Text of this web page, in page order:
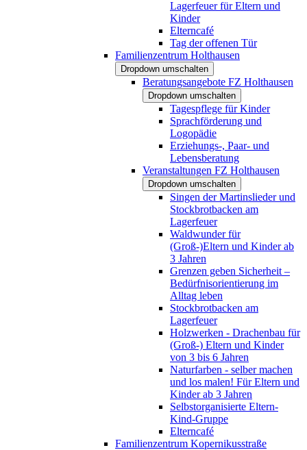
Lagerfeuer für Eltern und
Kinder
Elterncafé
Tag der offenen Tür
Familienzentrum Holthausen
Dropdown umschalten
Beratungsangebote FZ Holthausen
Dropdown umschalten
Tagespflege für Kinder
Sprachförderung und
Logopädie
Erziehungs-, Paar- und
Lebensberatung
Veranstaltungen FZ Holthausen
Dropdown umschalten
Singen der Martinslieder und
Stockbrotbacken am
Lagerfeuer
Waldwunder für
(Groß-)Eltern und Kinder ab
3 Jahren
Grenzen geben Sicherheit –
Bedürfnisorientierung im
Alltag leben
Stockbrotbacken am
Lagerfeuer
Holzwerken - Drachenbau für
(Groß-) Eltern und Kinder
von 3 bis 6 Jahren
Naturfarben - selber machen
und los malen! Für Eltern und
Kinder ab 3 Jahren
Selbstorganisierte Eltern-
Kind-Gruppe
Elterncafé
Familienzentrum Kopernikusstraße